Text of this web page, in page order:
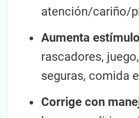
atención/cariño/
Aumenta
rascadores,
seguras, comida
Corrige con